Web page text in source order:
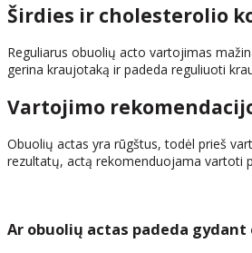
Širdies ir cholesterolio
Reguliarus obuolių acto vartojimas
gerina kraujotaką ir padeda reguliuoti
Vartojimo
Obuolių actas yra rūgštus, todėl prieš
rezultatų, actą rekomenduojama vartoti
Ar obuolių actas padeda gydant